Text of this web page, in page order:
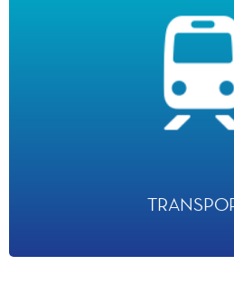
TRANSPORTS
· 1er hub TGV de France en nombre
métropoles françaises et de nombreuses villes